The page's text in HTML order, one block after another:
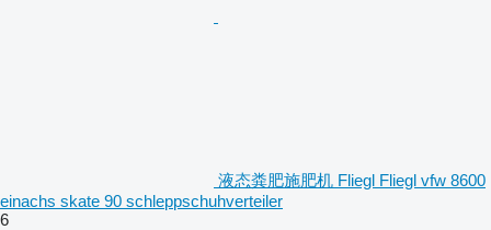
液态粪肥施肥机 Fliegl Fliegl vfw 8600
einachs skate 90 schleppschuhverteiler
6